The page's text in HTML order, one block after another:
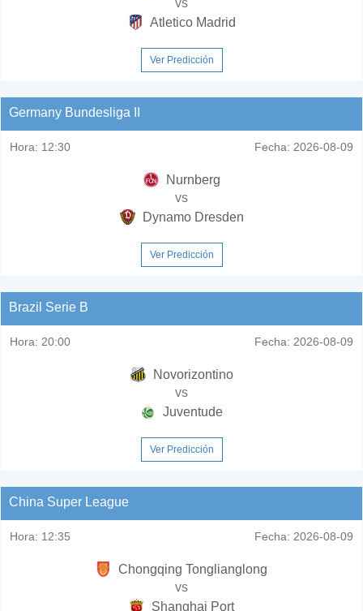
Atletico Madrid
Ver Predicción
Germany Bundesliga II
Hora: 12:30 Fecha: 2026-08-09
Nurnberg
vs
Dynamo Dresden
Ver Predicción
Brazil Serie B
Hora: 20:00 Fecha: 2026-08-09
Novorizontino
vs
Juventude
Ver Predicción
China Super League
Hora: 12:35 Fecha: 2026-08-09
Chongqing Tonglianglong
vs
Shanghai Port